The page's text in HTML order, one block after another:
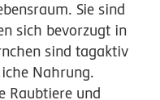
Sie sind
sich bevorzugt in
sind tagaktiv
Nahrung.
Raubtiere und